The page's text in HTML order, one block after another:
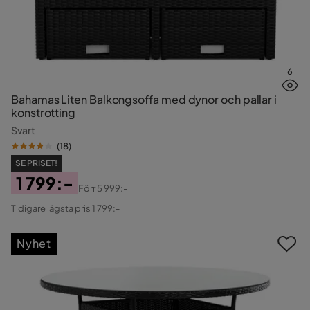
6
Bahamas Liten Balkongsoffa med dynor och pallar i
konstrotting
Svart
(18)
SE PRISET!
Pris
1 799:-
Original
Förr5 999:-
Tidigare lägsta pris 1 799:-
Nyhet